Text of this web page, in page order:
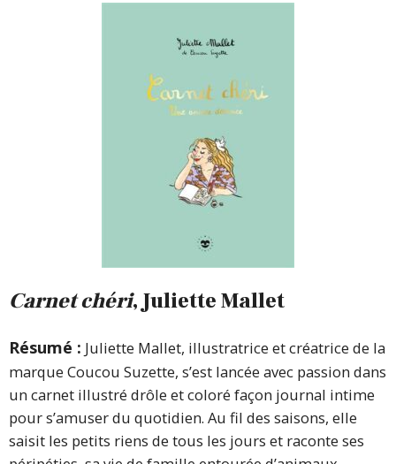
Carnet chéri, Juliette Mallet
Résumé : Juliette Mallet, illustratrice et créatrice de la
marque Coucou Suzette, s’est lancée avec passion dans
un carnet illustré drôle et coloré façon journal intime
pour s’amuser du quotidien. Au fil des saisons, elle
saisit les petits riens de tous les jours et raconte ses